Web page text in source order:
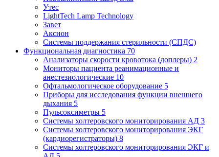
Утес
LightTech Lamp Technology
Завет
Аксион
Системы поддержания стерильности (СПДС)
Функциональная диагностика 70
Анализаторы скорости кровотока (доплеры) 2
Мониторы пациента реанимационные и
анестезиологические 10
Офтальмологическое оборудование 5
Приборы для исследования функции внешнего
дыхания 5
Пульсоксиметры 5
Системы холтеровского мониторирования АД 3
Системы холтеровского мониторирования ЭКГ
(кардиорегистраторы) 8
Системы холтеровского мониторирования ЭКГ и